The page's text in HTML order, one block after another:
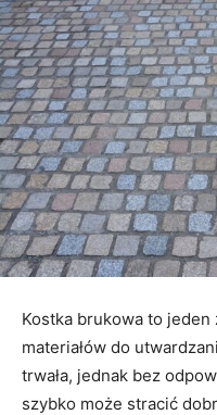
Kostka brukowa to
materiałów do
trwała, jednak bez
szybko może stracić